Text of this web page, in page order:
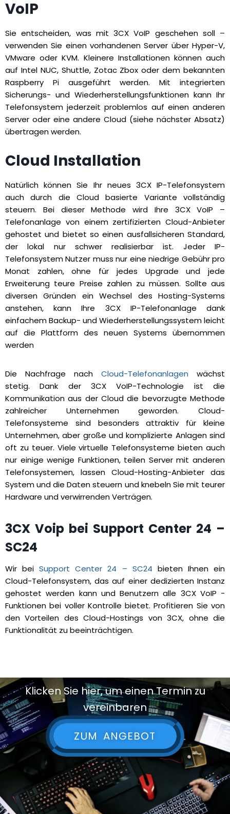
VoIP
Sie entscheiden, was mit 3CX VoIP geschehen soll –
verwenden Sie einen vorhandenen Server über Hyper-V,
VMware oder KVM. Kleinere Installationen können auch
auf Intel NUC, Shuttle, Zotac Zbox oder dem bekannten
Raspberry Pi ausgeführt werden. Mit integrierten
Sicherungs- und Wiederherstellungsfunktionen kann Ihr
Telefonsystem jederzeit problemlos auf einen anderen
Server oder eine andere Cloud (siehe nächster Absatz)
übertragen werden.
Cloud Installation
Natürlich können Sie Ihr neues 3CX IP-Telefonsystem
auch durch die Cloud basierte Variante vollständig
steuern. Bei dieser Methode wird Ihre 3CX VoIP –
Telefonanlage von einem zertifizierten Cloud-Anbieter
gehostet und bietet so einen ausfallsicheren Standard,
der lokal nur schwer realisierbar ist. Jeder IP-
Telefonsystem Nutzer muss nur eine niedrige Gebühr pro
Monat zahlen, ohne für jedes Upgrade und jede
Erweiterung teure Preise zahlen zu müssen. Sollte aus
diversen Gründen ein Wechsel des Hosting-Systems
anstehen, kann Ihre 3CX IP-Telefonanlage dank
einfachem Backup- und Wiederherstellungssystem leicht
auf die Plattform des neuen Systems übernommen
werden
Die Nachfrage nach Cloud-Telefonanlagen wächst
stetig. Dank der 3CX VoIP-Technologie ist die
Kommunikation aus der Cloud die bevorzugte Methode
zahlreicher Unternehmen geworden. Cloud-
Telefonsysteme sind besonders attraktiv für kleine
Unternehmen, aber große und komplizierte Anlagen sind
oft zu teuer. Viele virtuelle Telefonsysteme bieten auch
nur einige wenige Funktionen, teilen Server mit anderen
Telefonsystemen, lassen Cloud-Hosting-Anbieter das
System und die Daten steuern und knebeln Sie mit teurer
Hardware und verwirrenden Verträgen.
3CX Voip bei Support Center 24 –
SC24
Wir beiSupport Center 24 – SC24 bieten Ihnen ein
Cloud-Telefonsystem, das auf einer dedizierten Instanz
gehostet werden kann und Benutzern alle 3CX VoIP -
Funktionen bei voller Kontrolle bietet. Profitieren Sie von
den Vorteilen des Cloud-Hostings von 3CX, ohne die
Funktionalität zu beeinträchtigen.
Klicken Sie hier, um einen Termin zu
vereinbaren
ZUM ANGEBOT